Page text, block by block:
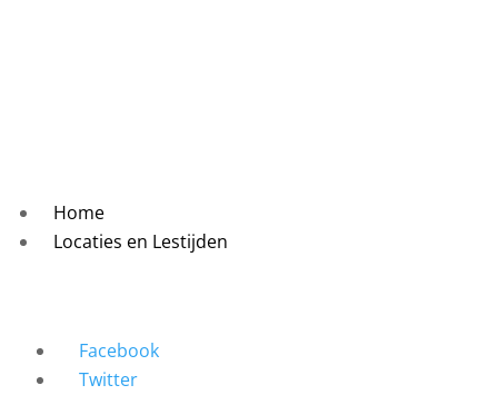
Home
Locaties en Lestijden
Facebook
Twitter